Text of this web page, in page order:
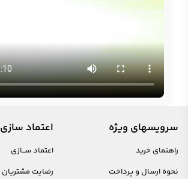
سرویسهای ویژه
راهنمای خرید
نحوه ارسال و پرداخت
اعتماد سازی
اعتماد ســازی
رضایت مشتریان